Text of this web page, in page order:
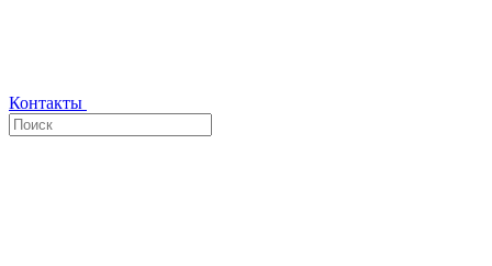
Контакты